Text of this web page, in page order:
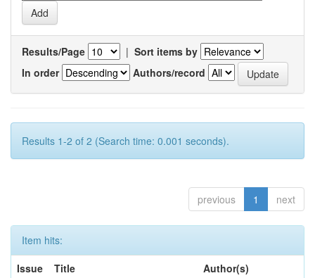
Results/Page | Sort items by
In order
Authors/record
Results 1-2 of 2 (Search time: 0.001 seconds).
previous 1 next
Item hits:
Issue
Title Author(s)